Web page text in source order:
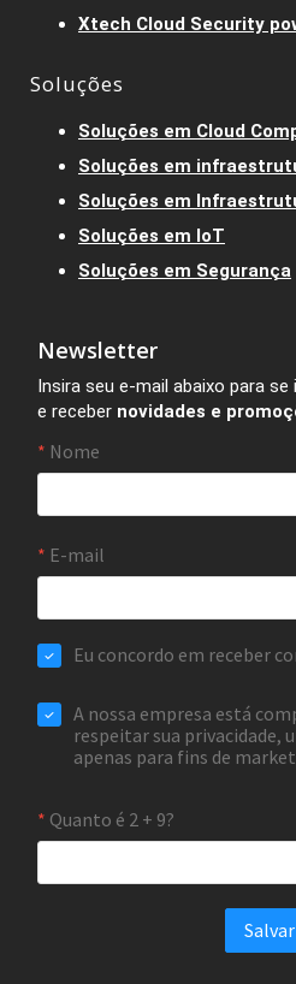
Xtech Cloud Security
Soluções
Soluções em Cloud
Soluções em
Soluções em
Soluções em IoT
Soluções em Segurança
Newsletter
Insira seu e-mail abaixo para
e receber novidades e